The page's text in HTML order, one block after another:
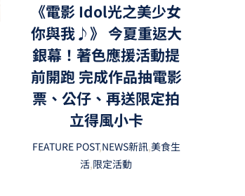
《電影 Idol光之美少女
你與我♪》 今夏重返大
銀幕！著色應援活動提
前開跑 完成作品抽電影
票、公仔、再送限定拍
立得風小卡
FEATURE POST,NEWS新訊,美食生
活,限定活動